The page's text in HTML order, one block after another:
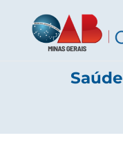
Saúde